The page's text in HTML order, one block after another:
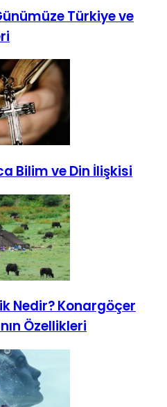
Türkiye ve
Bilim ve Din İlişkisi
Nedir? Konargöçer
Özellikleri